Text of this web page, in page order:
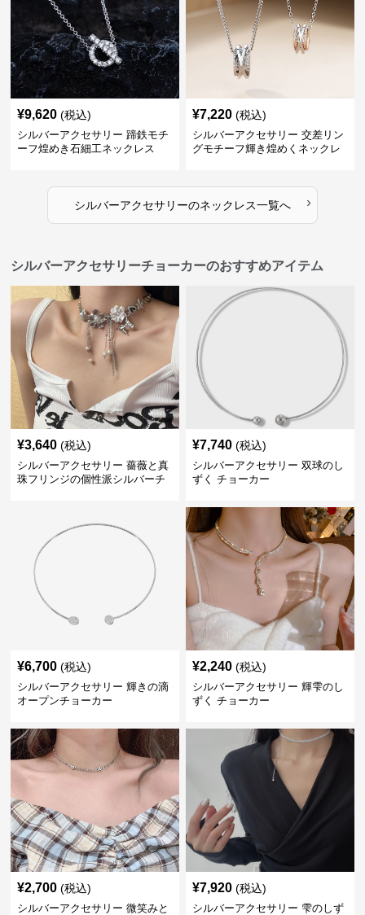
¥9,620 (税込)
シルバーアクセサリー 蹄鉄モチ
ーフ煌めき石細工ネックレス
¥7,220 (税込)
シルバーアクセサリー 交差リン
グモチーフ輝き煌めくネックレ
シルバーアクセサリーのネックレス一覧へ ›
シルバーアクセサリーチョーカーのおすすめアイテム
¥3,640 (税込)
シルバーアクセサリー 薔薇と真
珠フリンジの個性派シルバーチ
¥7,740 (税込)
シルバーアクセサリー 双球のし
ずく チョーカー
¥6,700 (税込)
シルバーアクセサリー 輝きの滴
オープンチョーカー
¥2,240 (税込)
シルバーアクセサリー 輝雫のし
ずく チョーカー
¥2,700 (税込)
シルバーアクセサリー 微笑みと
¥7,920 (税込)
シルバーアクセサリー 雫のしず